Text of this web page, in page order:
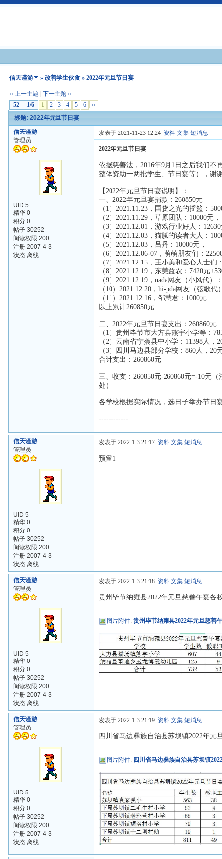
信天谨游 »改善学生伙食 » 2022年元旦节日宴
‹‹ 上一主题 |下一主题 ››
52
1/6 1 2 3 4 5 6 ››
标题: 2022年元旦节日宴
信天谨游
管理员
UID 5
精华 0
积分 0
帖子 30252
阅读权限 200
注册 2007-4-3
状态 离线
发表于 2021-11-23 12:24 资料 文集 短消息
2022年元旦节日宴
依据慈善法，2016年9月1日之后我们
整体资助一两批学生、节日宴等），谢
【2022年元旦节日宴说明】：
一、2022年元旦宴捐款：260850元
（1）2021.11.23，国货之光的摇篮：
（2）2021.11.29，草原团队：10000元，
（3）2021.12.01，游戏行业好人：
（4）2021.12.03，猫腻的读者大人：
（5）2021.12.03，吕丹：10000元，
（6）2021.12.06-07，萌萌朋友们：
（7）2021.12.15，王小美和爱心人士们
（8）2021.12.19，东莞益农：7420元
（9）2021.12.19，nada网友（小风代）
（10）2021.12.20，hi-pda网友（弦歌代
（11）2021.12.16，邹慧君：1000元
以上累计260850元
二、2022年元旦节日宴支出：260860元
（1）贵州毕节市大方县熊宇小学等：
（2）云南省宁蒗县中小学：11398人，
（3）四川马边县部分学校：860人，
合计支出：260860元
三、收支：260850元-260860元=-10元
处）
各学校根据实际情况，选日子举办节日
------------
信天谨游
管理员
UID 5
精华 0
积分 0
帖子 30252
阅读权限 200
注册 2007-4-3
状态 离线
发表于 2022-1-3 21:17 资料 文集 短消息
预留1
信天谨游
管理员
UID 5
精华 0
积分 0
帖子 30252
阅读权限 200
注册 2007-4-3
状态 离线
发表于 2022-1-3 21:18 资料 文集 短消息
贵州毕节纳雍县2022年元旦慈善午宴各
图片附件:贵州毕节纳雍县2022年元旦慈善
信天谨游
管理员
UID 5
精华 0
积分 0
帖子 30252
阅读权限 200
注册 2007-4-3
状态 离线
发表于 2022-1-3 21:19 资料 文集 短消息
四川省马边彝族自治县苏坝镇2022年元
图片附件: 四川省马边彝族自治县苏坝镇